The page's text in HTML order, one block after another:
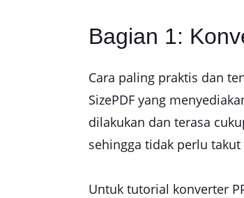
Bagian 1:
Cara paling praktis dan
SizePDF yang
dilakukan dan terasa
sehingga tidak perlu
Untuk tutorial konverter